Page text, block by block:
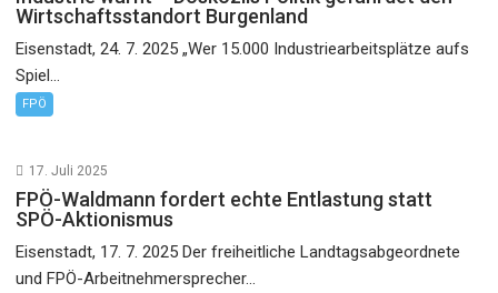
Wirtschaftsstandort Burgenland
Eisenstadt, 24. 7. 2025 „Wer 15.000 Industriearbeitsplätze aufs
Spiel...
FPÖ
17. Juli 2025
FPÖ-Waldmann fordert echte Entlastung statt
SPÖ-Aktionismus
Eisenstadt, 17. 7. 2025 Der freiheitliche Landtagsabgeordnete
und FPÖ-Arbeitnehmersprecher...